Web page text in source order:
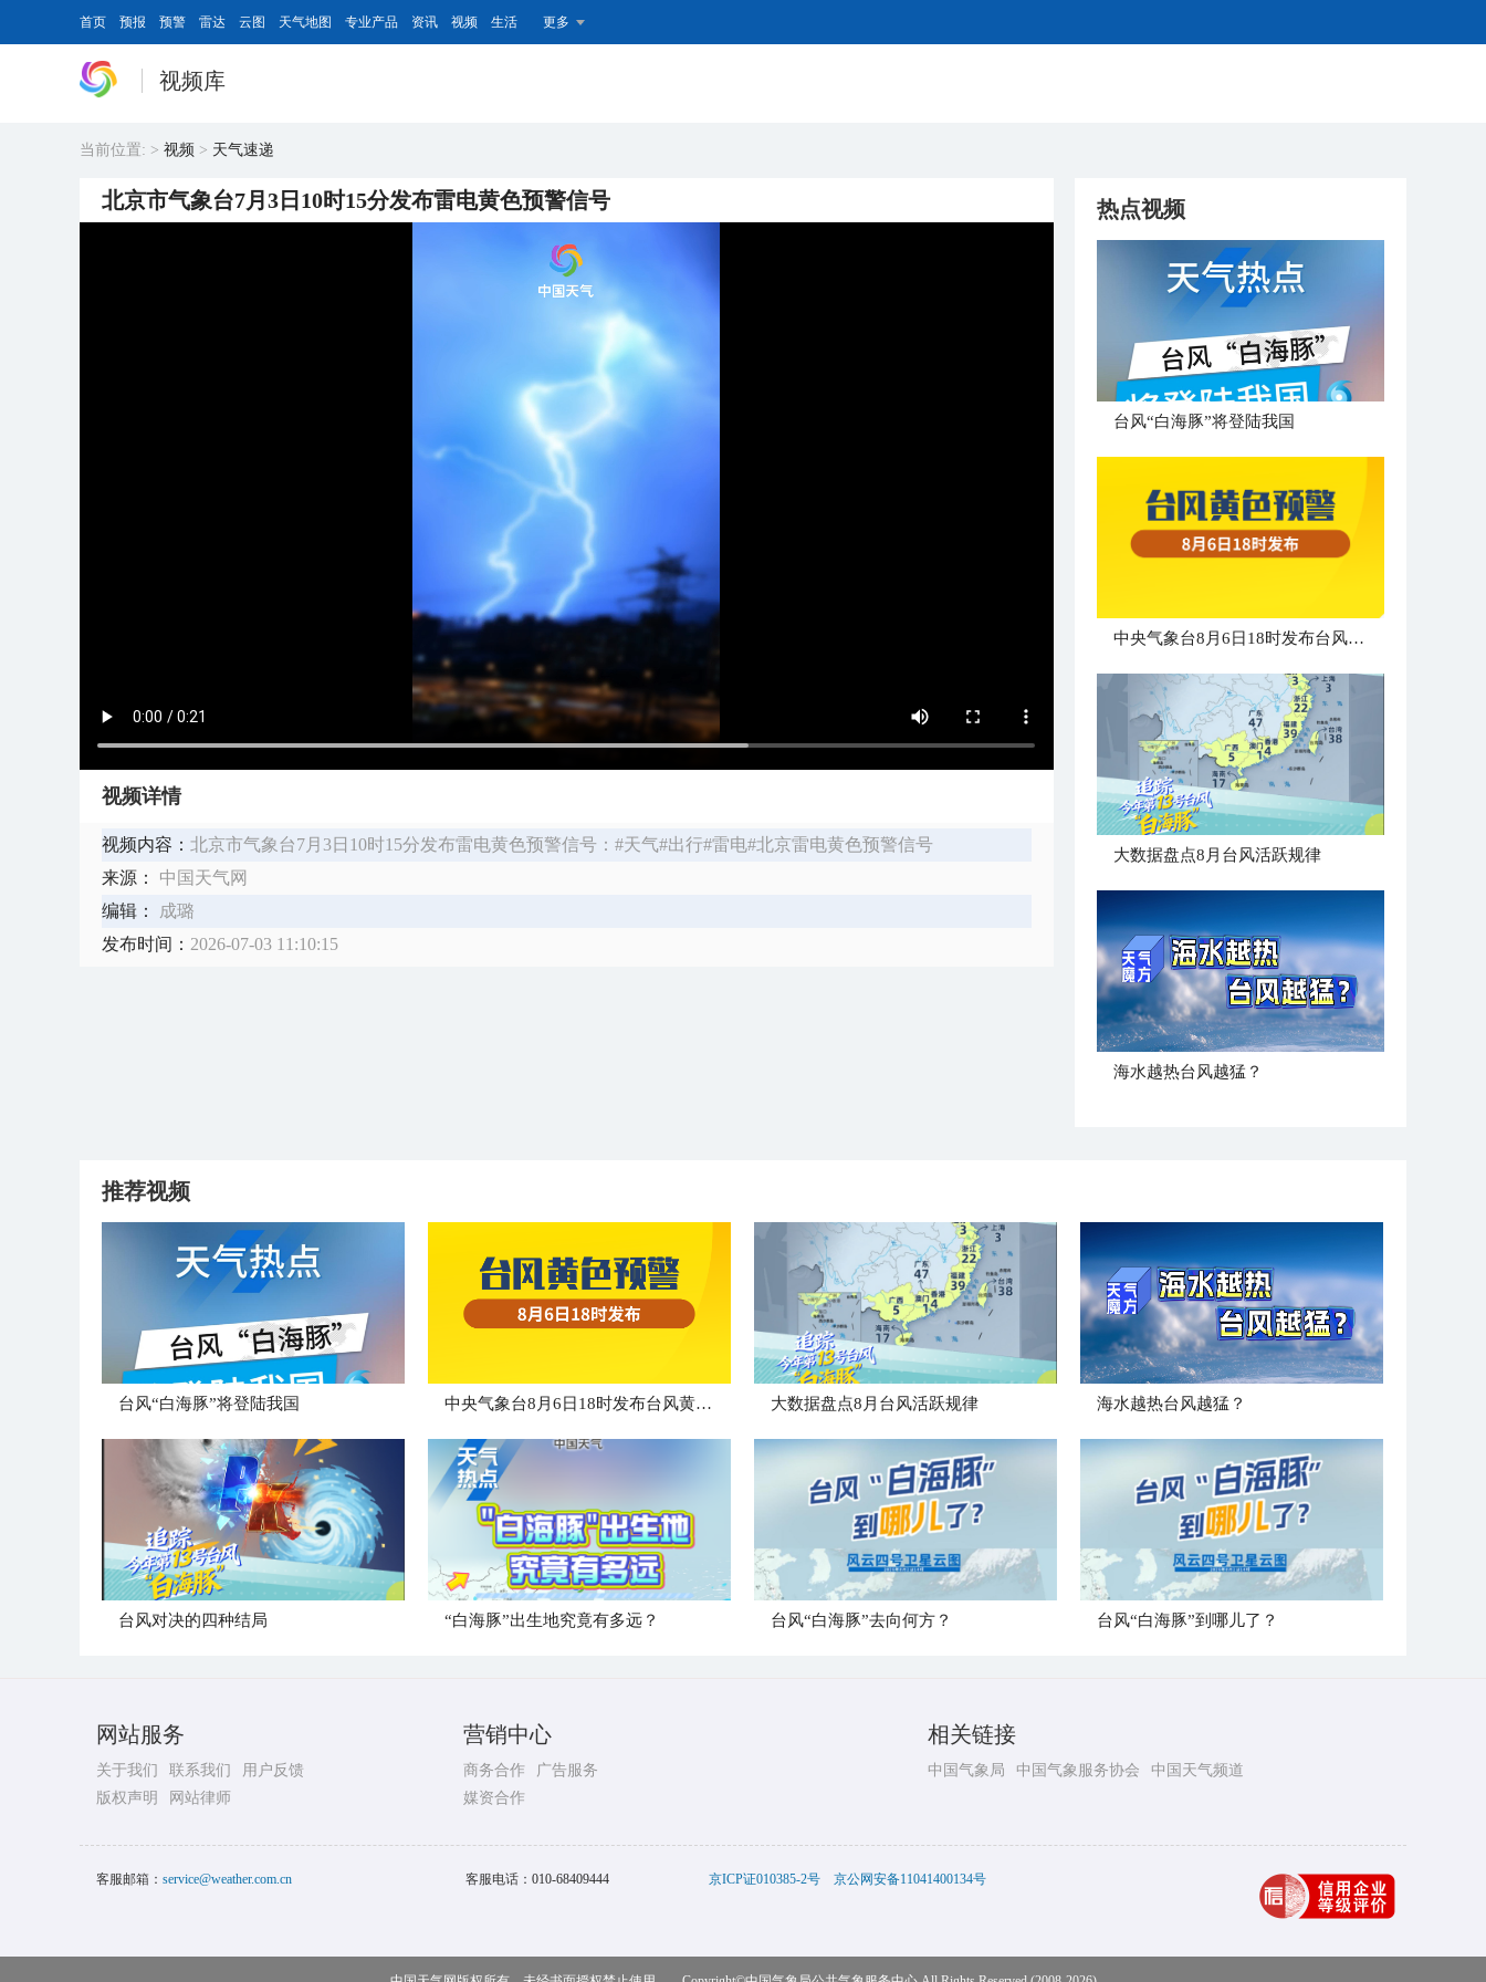
首页 预报 预警 雷达 云图 天气地图 专业产品 资讯 视频 生活 更多
视频库
当前位置: > 视频 > 天气速递
北京市气象台7月3日10时15分发布雷电黄色预警信号
视频详情
视频内容： 北京市气象台7月3日10时15分发布雷电黄色预警信号：#天气#出行#雷电#北京雷电黄色预警信号
来源：
中国天气网
编辑：
成璐
发布时间： 2026-07-03 11:10:15
热点视频
台风“白海豚”将登陆我国
中央气象台8月6日18时发布台风黄色预警
大数据盘点8月台风活跃规律
海水越热台风越猛？
推荐视频
台风“白海豚”将登陆我国 中央气象台8月6日18时发布台风黄色预警 大数据盘点8月台风活跃规律 海水越热台风越猛？
台风对决的四种结局 “白海豚”出生地究竟有多远？ 台风“白海豚”去向何方？ 台风“白海豚”到哪儿了？
网站服务
关于我们 联系我们
用户反馈
版权声明
网站律师
营销中心
商务合作
广告服务
媒资合作
相关链接
中国气象局 中国气象服务协会 中国天气频道
客服邮箱： service@weather.com.cn 客服电话： 010-68409444 京ICP证010385-2号 京公网安备11041400134号